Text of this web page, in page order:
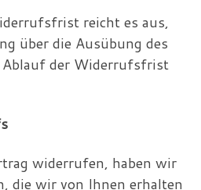
reicht es aus,
über die Ausübung des
der Widerrufsfrist
widerrufen, haben wir
die wir von Ihnen erhalten